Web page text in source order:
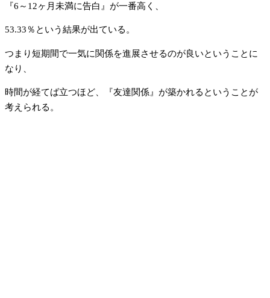
『6～12ヶ月未満に告白』が一番高く、
53.33％という結果が出ている。
つまり短期間で一気に関係を進展させるのが良いということに
なり、
時間が経てば立つほど、『友達関係』が築かれるということが
考えられる。